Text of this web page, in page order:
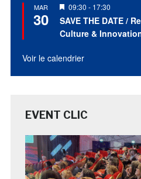
MAR
30
Mis
en
avant
09:30 - 17:30
SAVE THE DATE /
Culture &
Voir le calendrier
EVENT CLIC